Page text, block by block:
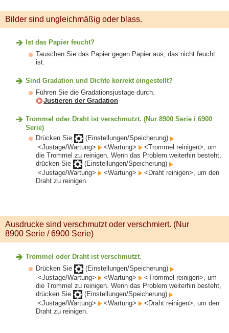
Bilder sind ungleichmäßig oder blass.
Ist das Papier feucht?
Tauschen Sie das Papier gegen Papier aus, das nicht feucht
ist.
Sind Gradation und Dichte korrekt eingestellt?
Führen Sie die Gradationsjustage durch.
Justieren der Gradation
Trommel oder Draht ist verschmutzt. (Nur 8900 Serie / 6900
Serie)
Drücken Sie
(Einstellungen/Speicherung)
<Justage/Wartung>
<Wartung>
<Trommel reinigen>, um
die Trommel zu reinigen. Wenn das Problem weiterhin besteht,
drücken Sie
(Einstellungen/Speicherung)
<Justage/Wartung>
<Wartung>
<Draht reinigen>, um den
Draht zu reinigen.
Ausdrucke sind verschmutzt oder verschmiert. (Nur
8900 Serie / 6900 Serie)
Trommel oder Draht ist verschmutzt.
Drücken Sie
(Einstellungen/Speicherung)
<Justage/Wartung>
<Wartung>
<Trommel reinigen>, um
die Trommel zu reinigen. Wenn das Problem weiterhin besteht,
drücken Sie
(Einstellungen/Speicherung)
<Justage/Wartung>
<Wartung>
<Draht reinigen>, um den
Draht zu reinigen.